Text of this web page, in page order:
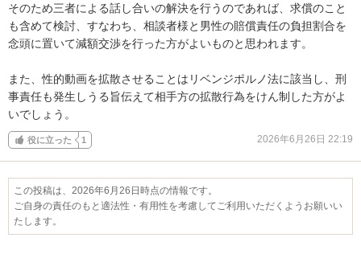
そのため三者による話し合いの解決を行うのであれば、求償のこと
も含めて検討、すなわち、相談者様と男性の賠償責任の負担割合を
念頭に置いて減額交渉を行った方がよいものと思われます。
また、性的動画を拡散させることはリベンジポルノ法に該当し、刑
事責任も発生しうる旨伝えて相手方の拡散行為をけん制した方がよ
いでしょう。
役に立った 1 2026年6月26日 22:19
この投稿は、2026年6月26日時点の情報です。
ご自身の責任のもと適法性・有用性を考慮してご利用いただくようお願いい
たします。